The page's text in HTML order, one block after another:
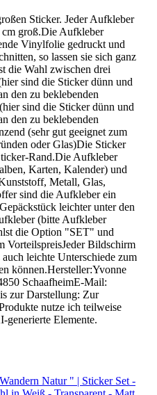
Urlaub Sticker,
zur Auswahl in Weiß oder
Sticker. Jeder Aufkleber
cm groß.Die Aufkleber
Vinylfolie gedruckt und
so lassen sie sich ganz
die Wahl zwischen drei
sind die Sticker dünn und
den zu beklebenden
sind die Sticker dünn und
den zu beklebenden
(sehr gut geeignet zum
oder Glas)Die Sticker
Rand.Die Aufkleber
Karten, Kalender) und
Metall, Glas,
sind die Aufkleber ein
leichter unter den
(bitte Aufkleber
die Option "SET" und
Bildschirm
leichte Unterschiede zum
können.Hersteller:Yvonne
SchaafheimE-Mail:
zur Darstellung: Zur
Elemente.